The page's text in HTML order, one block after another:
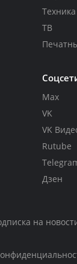
Техника
ТВ
Max
VK
VK
Rutube
Дзен
на